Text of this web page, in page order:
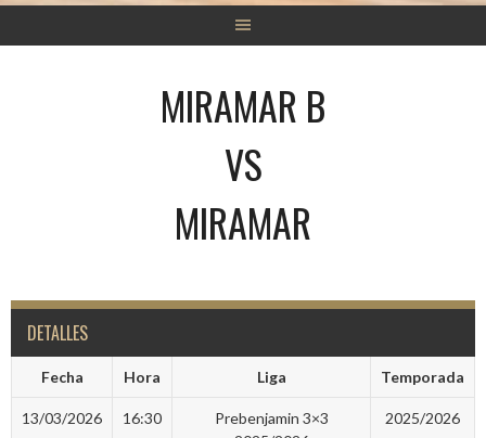
MIRAMAR B
VS
MIRAMAR
DETALLES
Fecha Hora Liga Temporada
13/03/2026 16:30
Prebenjamin 3×3
2025/2026